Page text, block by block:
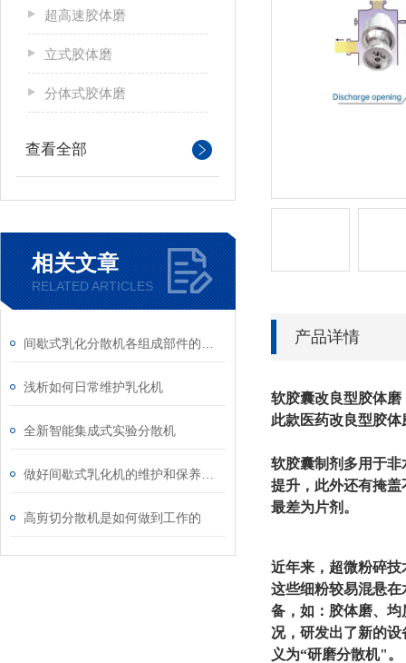
超高速胶体磨
立式胶体磨
分体式胶体磨
查看全部
相关文章
RELATED ARTICLES
浅析如何日常维护乳化机
全新智能集成式实验分散机
高剪切分散机是如何做到工作的
产品详情
软胶囊改良型胶体磨
此款医药改良型胶
软胶囊制剂多用于
提升，此外还有掩
最差为片剂。
近年来，超微粉碎
这些细粉较易混悬
备，如：胶体磨、
况，研发出了新的
义为“研磨分散机"。